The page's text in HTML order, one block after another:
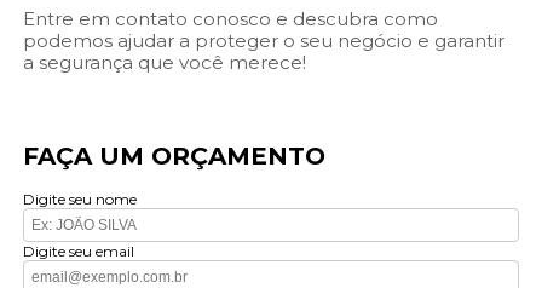
Entre em contato conosco e descubra como
podemos ajudar a proteger o seu negócio e garantir
a segurança que você merece!
FAÇA UM ORÇAMENTO
Digite seu nome
Digite seu email